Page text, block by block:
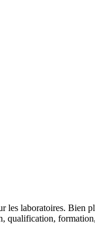
les laboratoires. Bien
qualification,